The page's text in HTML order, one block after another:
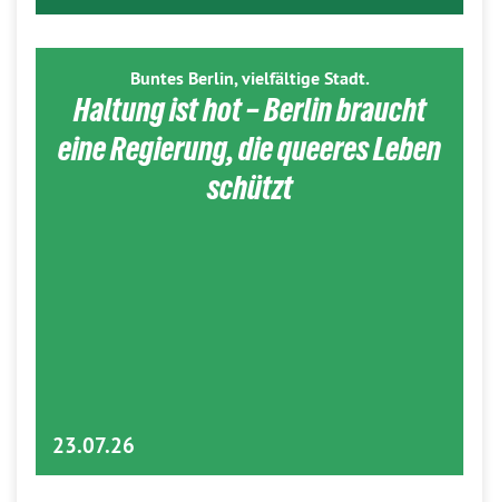
Buntes Berlin, vielfältige Stadt.
Haltung ist hot – Berlin braucht
eine Regierung, die queeres Leben
schützt
23.07.26